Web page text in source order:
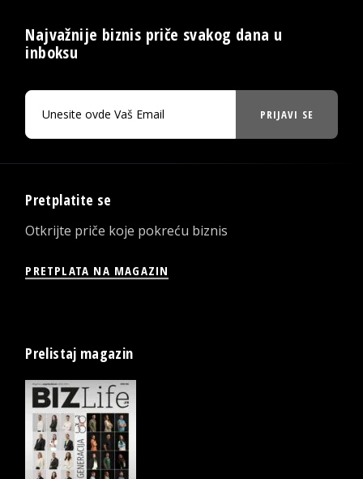
Najvažnije biznis priče svakog dana u
inboksu
PRIJAVI SE
Pretplatite se
Otkrijte priče koje pokreću biznis
PRETPLATA NA MAGAZIN
Prelistaj magazin